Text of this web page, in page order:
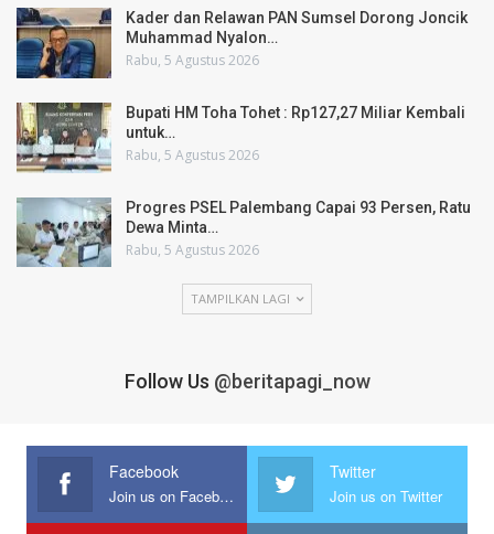
Kader dan Relawan PAN Sumsel Dorong Joncik
Muhammad Nyalon…
Rabu, 5 Agustus 2026
Bupati HM Toha Tohet : Rp127,27 Miliar Kembali
untuk…
Rabu, 5 Agustus 2026
Progres PSEL Palembang Capai 93 Persen, Ratu
Dewa Minta…
Rabu, 5 Agustus 2026
TAMPILKAN LAGI
Follow Us @beritapagi_now
Facebook
Join us on Facebook
Twitter
Join us on Twitter